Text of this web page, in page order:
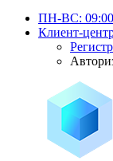
ПН-ВС: 09:00
Клиент-